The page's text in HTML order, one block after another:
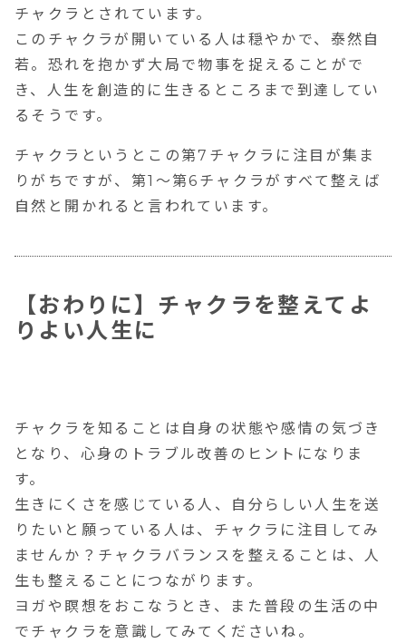
チャクラとされています。
このチャクラが開いている人は穏やかで、泰然自
若。恐れを抱かず大局で物事を捉えることがで
き、人生を創造的に生きるところまで到達してい
るそうです。
チャクラというとこの第7チャクラに注目が集ま
りがちですが、第1～第6チャクラがすべて整えば
自然と開かれると言われています。
【おわりに】チャクラを整えてよ
りよい人生に
チャクラを知ることは自身の状態や感情の気づき
となり、心身のトラブル改善のヒントになりま
す。
生きにくさを感じている人、自分らしい人生を送
りたいと願っている人は、チャクラに注目してみ
ませんか？チャクラバランスを整えることは、人
生も整えることにつながります。
ヨガや瞑想をおこなうとき、また普段の生活の中
でチャクラを意識してみてくださいね。